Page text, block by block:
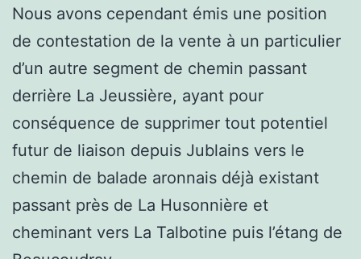
Nous avons cependant émis une position
de contestation de la vente à un particulier
d’un autre segment de chemin passant
derrière La Jeussière, ayant pour
conséquence de supprimer tout potentiel
futur de liaison depuis Jublains vers le
chemin de balade aronnais déjà existant
passant près de La Husonnière et
cheminant vers La Talbotine puis l’étang de